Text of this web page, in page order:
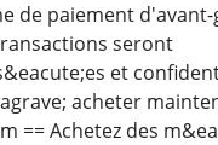
de paiement
seront
et
acheter
== Achetez des